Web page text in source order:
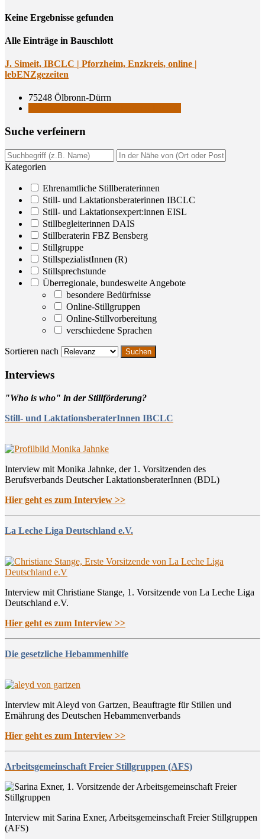
Кeine Ergebnisse gefunden
Alle Einträge in Bauschlott
J. Simeit, IBCLC | Pforz­heim, Enz­kreis, online |
lebENZgezeiten
75248 Ölbronn-Dürrn
Suche ver­fei­nern
Kategorien
Ehrenamtliche Stillberaterinnen
Still- und Laktationsberaterinnen IBCLC
Still- und Laktationsexpert:innen EISL
Stillbegleiterinnen DAIS
Stillberaterin FBZ Bensberg
Stillgruppe
StillspezialistInnen (R)
Stillsprechstunde
Überregionale, bundesweite Angebote
besondere Bedürfnisse
Online-Stillgruppen
Online-Stillvorbereitung
verschiedene Sprachen
Sortieren nach
Inter­views
"Who is who" in der Stillförderung?
Still- und LaktationsberaterInnen IBCLC
Interview mit Monika Jahnke, der 1. Vorsitzenden des
Berufsverbands Deutscher LaktationsberaterInnen (BDL)
Hier geht es zum Interview >>
La Leche Liga Deutschland e.V.
Interview mit Christiane Stange, 1. Vorsitzende von La Leche Liga
Deutschland e.V.
Hier geht es zum Interview >>
Die gesetzliche Hebammenhilfe
Interview mit Aleyd von Gartzen, Beauftragte für Stillen und
Ernährung des Deutschen Hebammenverbands
Hier geht es zum Interview >>
Arbeitsgemeinschaft Freier Stillgruppen (AFS)
Interview mit Sarina Exner, Arbeitsgemeinschaft Freier Stillgruppen
(AFS)